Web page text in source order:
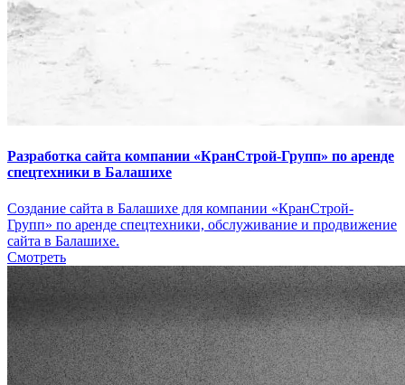
Разработка сайта компании «КранСтрой-Групп» по аренде
спецтехники в Балашихе
Создание сайта в Балашихе для компании «КранСтрой-
Групп» по аренде спецтехники, обслуживание и продвижение
сайта в Балашихе.
Смотреть